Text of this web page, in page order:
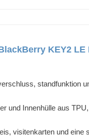
KEY2
standfunktion
und Innenhülle aus
visitenkarten und